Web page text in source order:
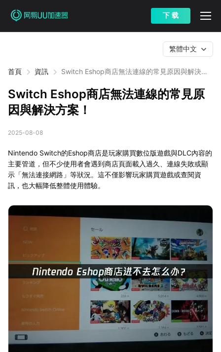
下 载
首頁 資訊
Switch Eshop商店無法連線的常見原因與解決方
繁體中文
Switch Eshop商店無法連線的常見原
因與解決方案！
2025-08-08
Nintendo Switch的Eshop商店是玩家購買數位版遊戲與DLC內容的
主要管道，但不少使用者會遇到商店頁面載入過久、連線失敗或顯
示「無法連接網路」等狀況。這不僅影響玩家購買遊戲或查閱資
訊，也大幅降低整體使用體驗。